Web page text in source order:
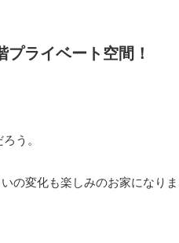
ライベート空間！
う。
の変化も楽しみのお家になり